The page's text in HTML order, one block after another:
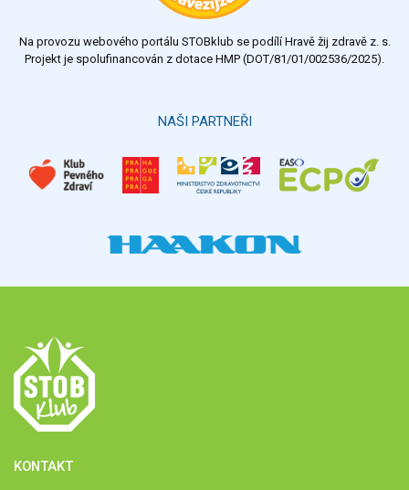
Výsledky Všechny ankety
Na provozu webového portálu STOBklub se podílí Hravě žij zdravě z. s.
Projekt je spolufinancován z dotace HMP (DOT/81/01/002536/2025).
NAŠI PARTNEŘI
KONTAKT